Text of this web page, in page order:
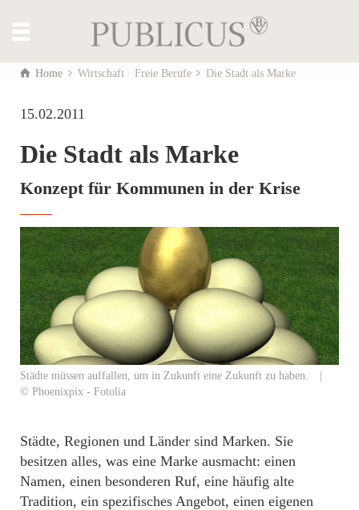
Home Wirtschaft · Freie Berufe Die Stadt als Marke
15.02.2011
Die Stadt als Marke
Konzept für Kommunen in der Krise
Städte müssen auffallen, um in Zukunft eine Zukunft zu haben. |
© Phoenixpix - Fotolia
Städte, Regionen und Länder sind Marken. Sie
besitzen alles, was eine Marke ausmacht: einen
Namen, einen besonderen Ruf, eine häufig alte
Tradition, ein spezifisches Angebot, einen eigenen